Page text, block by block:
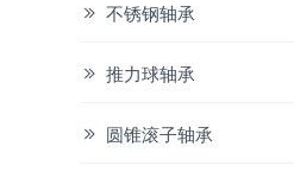
不锈钢轴承
推力球轴承
圆锥滚子轴承